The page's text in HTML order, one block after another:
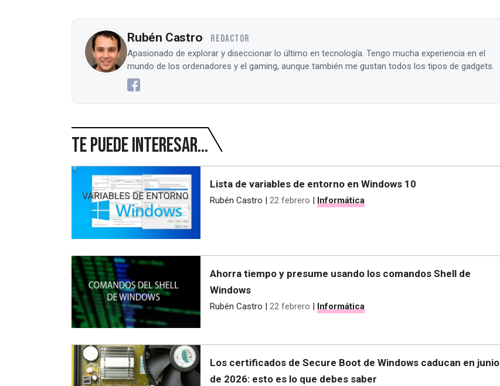
Rubén Castro REDACTOR
Apasionado de explorar y diseccionar lo último en tecnología. Tengo mucha experiencia en el
mundo de los ordenadores y el gaming, aunque también me gustan todos los tipos de gadgets.
Te puede interesar...
Lista de variables de entorno en Windows 10
Rubén Castro | 22 febrero | Informática
Ahorra tiempo y presume usando los comandos Shell de
Windows
Rubén Castro | 22 febrero | Informática
Los certificados de Secure Boot de Windows caducan en junio
de 2026: esto es lo que debes saber